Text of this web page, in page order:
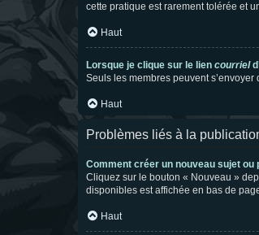
cette pratique est rarement tolérée et
Haut
Lorsque je clique sur le lien courriel
Seuls les membres peuvent
Haut
Problèmes liés à la
Comment créer un nouveau sujet ou
Cliquez sur le bouton « Nouveau »
disponibles est affichée en bas de
Haut